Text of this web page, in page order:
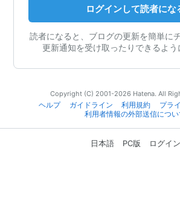
ログインして読者にな
読者になると、ブログの更新を簡単に
更新通知を受け取ったりできるよう
Copyright (C) 2001-2026 Hatena. All
ヘルプ
ガイドライン 利用規約
プラ
利用者情報の外部送信につい
日本語 PC版 ログイン